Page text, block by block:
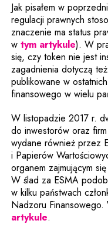
Jak pisałem w
regulacji prawnych
znaczenie ma status
wtym artykule). W
się, czy token nie jest
zagadnienia dotyczą
publikowane w
finansowego w wielu
W listopadzie 2017 r.
do inwestorów oraz
wydane również przez
i Papierów
organem zajmującym
W ślad za ESMA
w kilku państwach
Nadzoru
artykule.